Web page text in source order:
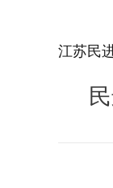
江苏民